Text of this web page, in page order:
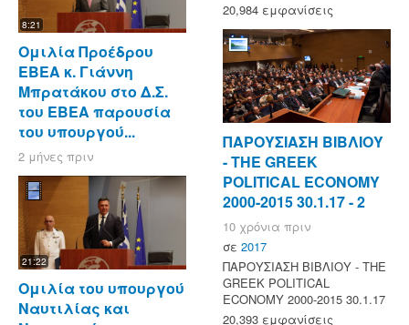
8:21
Ομιλία Προέδρου
ΕΒΕΑ κ. Γιάννη
Μπρατάκου στο Δ.Σ.
του ΕΒΕΑ παρουσία
του υπουργού...
2 μήνες πριν
21:22
Ομιλία του υπουργού
Ναυτιλίας και
20,984 εμφανίσεις
ΠΑΡΟΥΣΙΑΣΗ ΒΙΒΛΙΟΥ
- ΤΗΕ GREEK
POLITICAL ECONOMY
2000-2015 30.1.17 - 2
10 χρόνια πριν
σε 2017
ΠΑΡΟΥΣΙΑΣΗ ΒΙΒΛΙΟΥ - ΤΗΕ
GREEK POLITICAL
ECONOMY 2000-2015 30.1.17
20,393 εμφανίσεις